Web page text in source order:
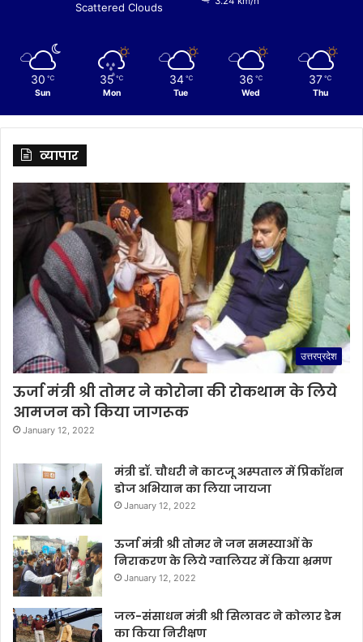
Scattered Clouds
30 ℃
Sun
35 ℃
Mon
34 ℃
Tue
36 ℃
Wed
37 ℃
Thu
व्यापार
उत्तरप्रदेश
ऊर्जा मंत्री श्री तोमर ने कोरोना की रोकथाम के लिये
आमजन को किया जागरूक
January 12, 2022
मंत्री डॉ. चौधरी ने काटजू अस्पताल में प्रिकॉशन
डोज अभियान का लिया जायजा
January 12, 2022
ऊर्जा मंत्री श्री तोमर ने जन समस्याओं के
निराकरण के लिये ग्वालियर में किया भ्रमण
January 12, 2022
जल-संसाधन मंत्री श्री सिलावट ने कोलार डेम
का किया निरीक्षण